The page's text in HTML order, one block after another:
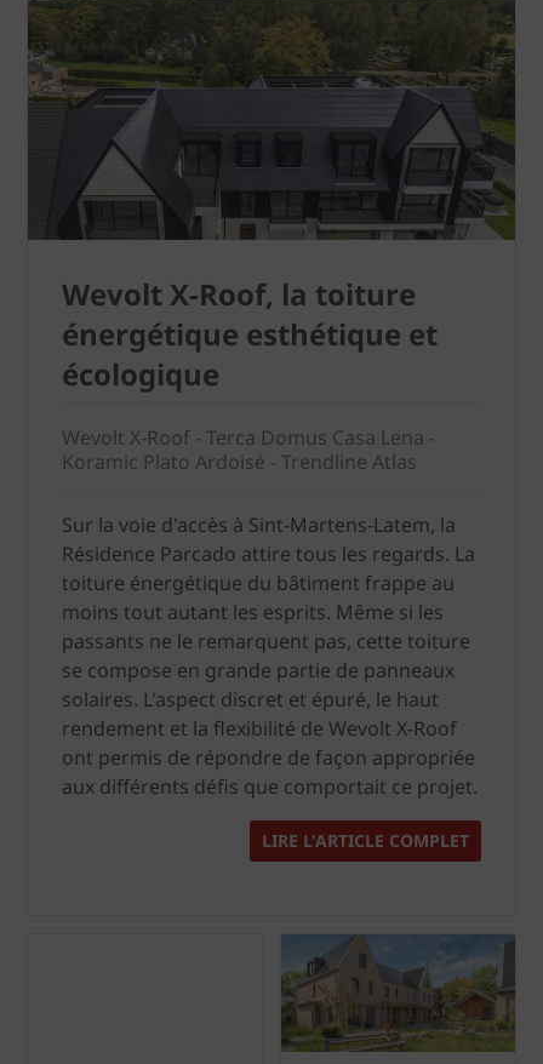
Wevolt X-Roof, la toiture
énergétique esthétique et
écologique
Wevolt X-Roof - Terca Domus Casa Lena -
Koramic Plato Ardoisé - Trendline Atlas
Sur la voie d'accès à Sint-Martens-Latem, la
Résidence Parcado attire tous les regards. La
toiture énergétique du bâtiment frappe au
moins tout autant les esprits. Même si les
passants ne le remarquent pas, cette toiture
se compose en grande partie de panneaux
solaires. L'aspect discret et épuré, le haut
rendement et la flexibilité de Wevolt X-Roof
ont permis de répondre de façon appropriée
aux différents défis que comportait ce projet.
LIRE L'ARTICLE COMPLET